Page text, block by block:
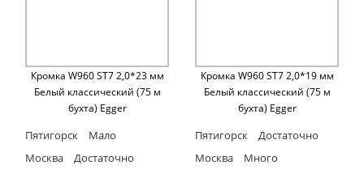
Кромка W960 ST7 2,0*23 мм
Белый классический (75 м
бухта) Egger
Пятигорск
Мало
Москва
Достаточно
Кромка W960 ST7 2,0*19 мм
Белый классический (75 м
бухта) Egger
Пятигорск
Достаточно
Москва
Много